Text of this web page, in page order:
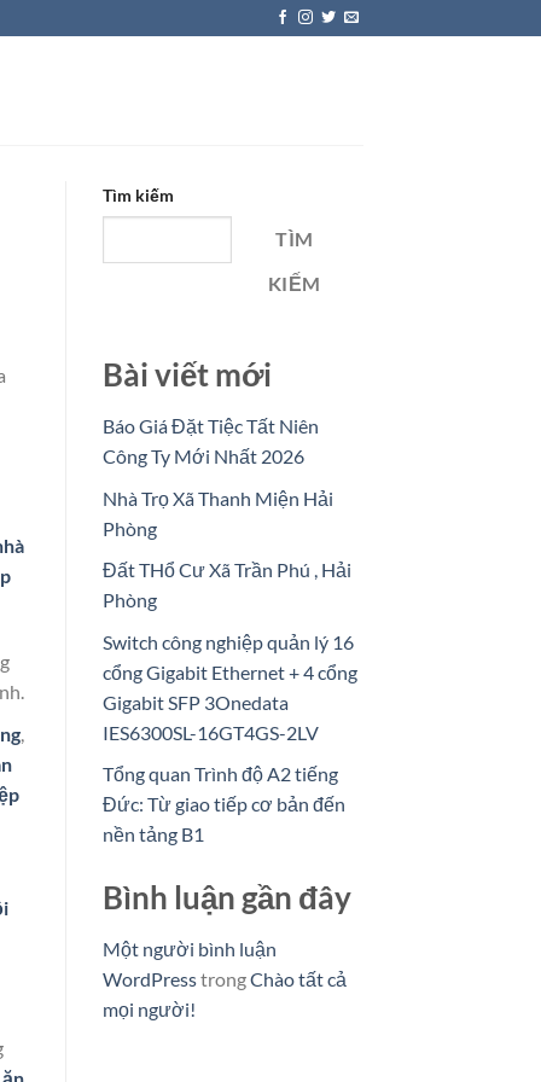
,
Tìm kiếm
TÌM
KIẾM
Bài viết mới
Báo Giá Đặt Tiệc Tất Niên
Công Ty Mới Nhất 2026
Nhà Trọ Xã Thanh Miện Hải
Phòng
Đất THổ Cư Xã Trần Phú , Hải
Phòng
Switch công nghiệp quản lý 16
cổng Gigabit Ethernet + 4 cổng
Gigabit SFP 3Onedata
IES6300SL-16GT4GS-2LV
Tổng quan Trình độ A2 tiếng
Đức: Từ giao tiếp cơ bản đến
nền tảng B1
Bình luận gần đây
Một người bình luận
WordPresstrongChào tất cả
mọi người!